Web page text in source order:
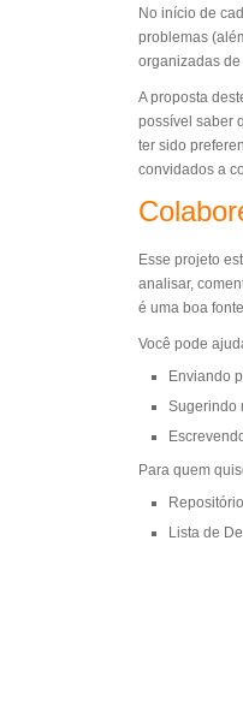
No início de
problemas
organizadas
A proposta
possível saber
ter sido
convidados a
Esse projeto
analisar,
é uma boa
Você pode
Enviando
Sugerindo
Para quem
Lista de